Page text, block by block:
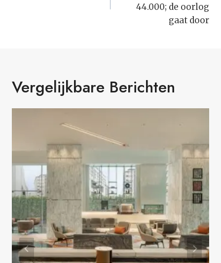
44.000; de oorlog
gaat door
Vergelijkbare Berichten